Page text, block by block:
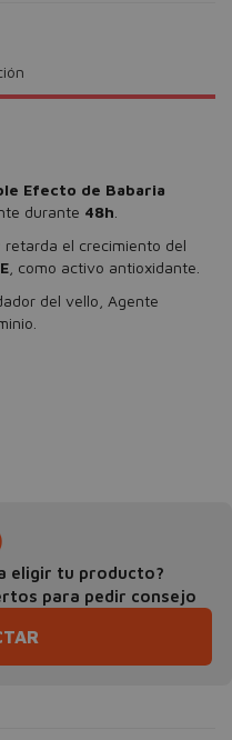
Efecto de Babaria
durante 48h
el crecimiento del
, como activo antioxidante.
del vello, Agente
eligir tu producto?
para pedir consejo